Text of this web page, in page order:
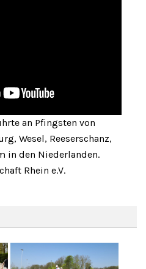
an Pfingsten von
Wesel, Reeserschanz,
in den Niederlanden.
Rhein e.V.